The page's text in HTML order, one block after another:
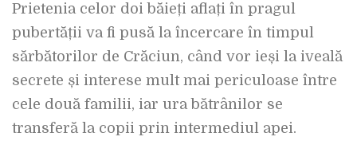
Prietenia celor doi băieți aflați în pragul
pubertății va fi pusă la încercare în timpul
sărbătorilor de Crăciun, când vor ieși la iveală
secrete și interese mult mai periculoase între
cele două familii, iar ura bătrânilor se
transferă la copii prin intermediul apei.